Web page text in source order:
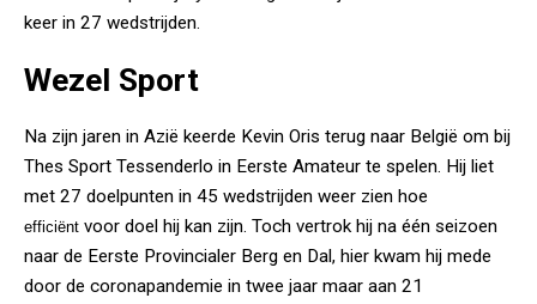
keer in 27 wedstrijden.
Wezel Sport
Na zijn jaren in Azië keerde Kevin Oris terug naar België om bij
Thes Sport Tessenderlo in Eerste Amateur te spelen. Hij liet
met 27 doelpunten in 45 wedstrijden weer zien hoe
efficiënt voor doel hij kan zijn. Toch vertrok hij na één seizoen
naar de Eerste Provincialer Berg en Dal, hier kwam hij mede
door de coronapandemie in twee jaar maar aan 21